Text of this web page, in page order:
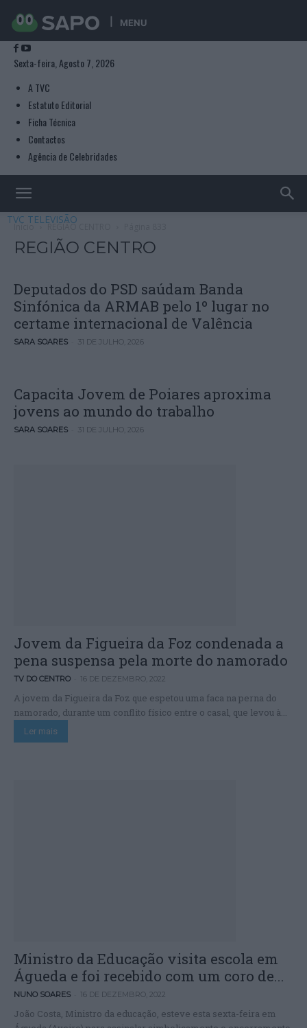
MENU
Sexta-feira, Agosto 7, 2026
A TVC
Estatuto Editorial
Ficha Técnica
Contactos
Agência de Celebridades
TVC TELEVISÃO
Início REGIÃO CENTRO
REGIÃO CENTRO
Deputados do PSD saúdam Banda
Sinfónica da ARMAB pelo 1º lugar no
certame internacional de Valência
SARA SOARES 31 DE JULHO, 2026
Capacita Jovem de Poiares aproxima
jovens ao mundo do trabalho
SARA SOARES 31 DE JULHO, 2026
Jovem da Figueira da Foz condenada a
pena suspensa pela morte do namorado
TV DO CENTRO 16 DE DEZEMBRO, 2022
A jovem da Figueira da Foz que espetou uma faca na perna do
namorado, durante um conflito físico entre o casal, que levou à...
Ler mais
Ministro da Educação visita escola em
Águeda e foi recebido com um coro de...
NUNO SOARES 16 DE DEZEMBRO, 2022
João Costa, Ministro da educação, esteve esta sexta-feira em